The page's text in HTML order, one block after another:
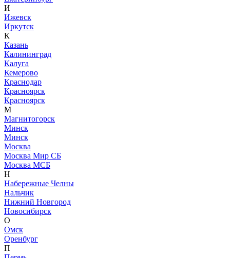
И
Ижевск
Иркутск
К
Казань
Калининград
Калуга
Кемерово
Краснодар
Красноярск
Красноярск
М
Магнитогорск
Минск
Минск
Москва
Москва Мир СБ
Москва МСБ
Н
Набережные Челны
Нальчик
Нижний Новгород
Новосибирск
О
Омск
Оренбург
П